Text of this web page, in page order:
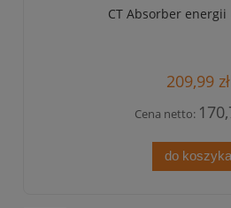
CT Absorber energii
209,99 zł
Cena netto:
do koszyka